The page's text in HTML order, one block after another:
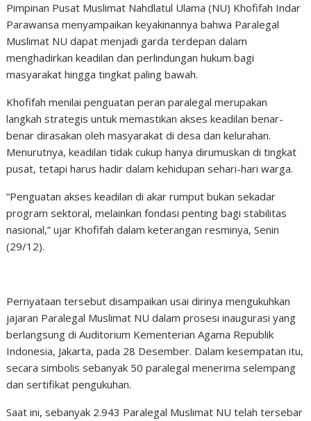
Pimpinan Pusat Muslimat Nahdlatul Ulama (NU) Khofifah Indar
Parawansa menyampaikan keyakinannya bahwa Paralegal
Muslimat NU dapat menjadi garda terdepan dalam
menghadirkan keadilan dan perlindungan hukum bagi
masyarakat hingga tingkat paling bawah.
Khofifah menilai penguatan peran paralegal merupakan
langkah strategis untuk memastikan akses keadilan benar-
benar dirasakan oleh masyarakat di desa dan kelurahan.
Menurutnya, keadilan tidak cukup hanya dirumuskan di tingkat
pusat, tetapi harus hadir dalam kehidupan sehari-hari warga.
“Penguatan akses keadilan di akar rumput bukan sekadar
program sektoral, melainkan fondasi penting bagi stabilitas
nasional,” ujar Khofifah dalam keterangan resminya, Senin
(29/12).
Pernyataan tersebut disampaikan usai dirinya mengukuhkan
jajaran Paralegal Muslimat NU dalam prosesi inaugurasi yang
berlangsung di Auditorium Kementerian Agama Republik
Indonesia, Jakarta, pada 28 Desember. Dalam kesempatan itu,
secara simbolis sebanyak 50 paralegal menerima selempang
dan sertifikat pengukuhan.
Saat ini, sebanyak 2.943 Paralegal Muslimat NU telah tersebar